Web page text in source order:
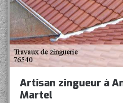
Artisan zingueur à
Martel